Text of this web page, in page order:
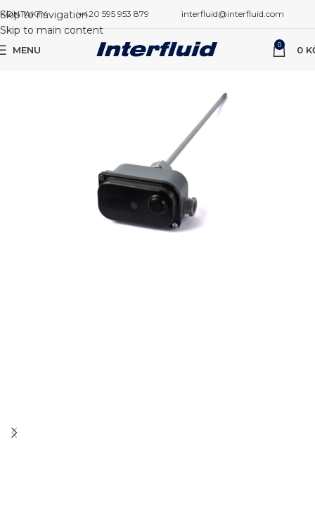
Skip to navigation
Skip to main content
KONTAKTY +420 595 953 879 interfluid@interfluid.com
MENU 0 0